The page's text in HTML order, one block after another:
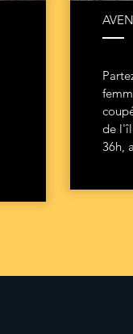
de
36h,